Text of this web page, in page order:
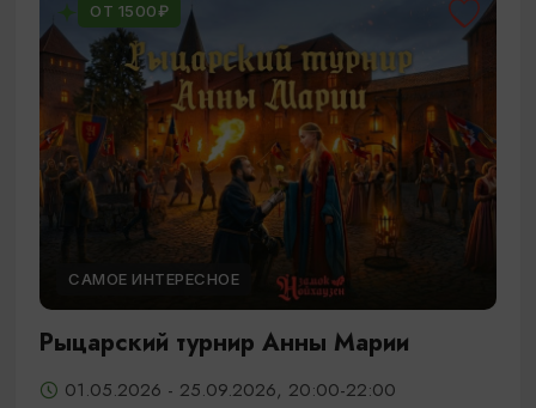
ОТ 1500₽
САМОЕ ИНТЕРЕСНОЕ
Рыцарский турнир Анны Марии
01.05.2026 - 25.09.2026, 20:00-22:00